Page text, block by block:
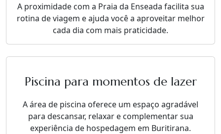
A proximidade com a Praia da Enseada facilita sua
rotina de viagem e ajuda você a aproveitar melhor
cada dia com mais praticidade.
Piscina para momentos de lazer
A área de piscina oferece um espaço agradável
para descansar, relaxar e complementar sua
experiência de hospedagem em Buritirana.